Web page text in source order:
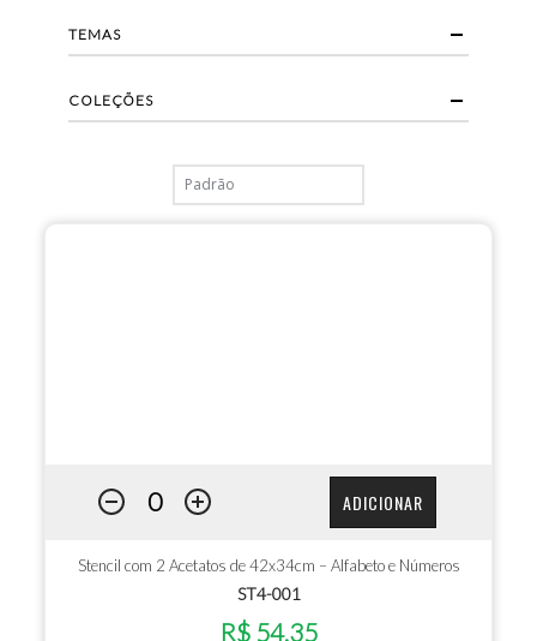
ADICIONAR
Stencil com 2 Acetatos de 42x34cm – Alfabeto e Números
ST4-001
R$ 54,35
TEMAS
COLEÇÕES